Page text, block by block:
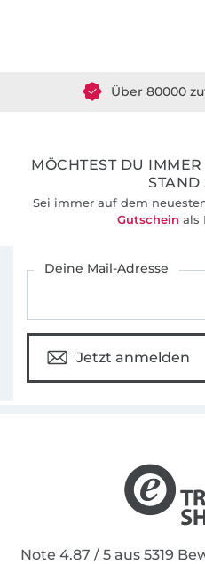
MÖCHTEST DU
STAND
Sei immer auf dem
Gutschein als
Deine Mail-Adresse
Jetzt anmelden
Note 4.87 / 5 aus 5319